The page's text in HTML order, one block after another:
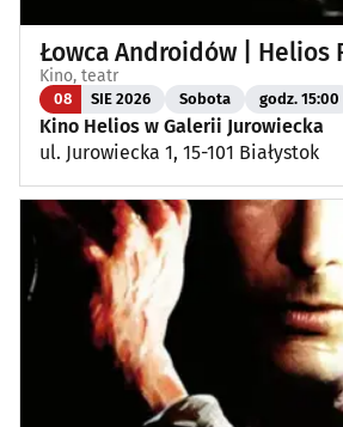
Łowca Androidów | Helios
Kino, teatr
08 SIE 2026 Sobota godz. 15:00
Kino Helios w Galerii Jurowiecka
ul. Jurowiecka 1, 15-101 Białystok